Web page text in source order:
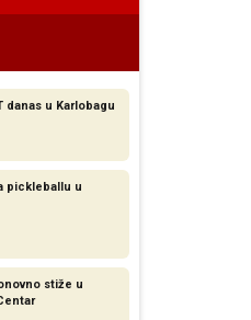
danas u Karlobagu
pickleballu u
stiže u